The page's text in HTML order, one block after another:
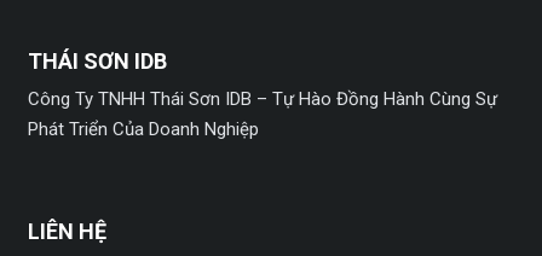
THÁI SƠN IDB
Công Ty TNHH Thái Sơn IDB – Tự Hào Đồng Hành Cùng Sự
Phát Triển Của Doanh Nghiệp
LIÊN HỆ